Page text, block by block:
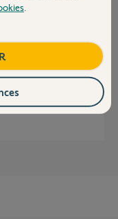
de votre TaHoma, il